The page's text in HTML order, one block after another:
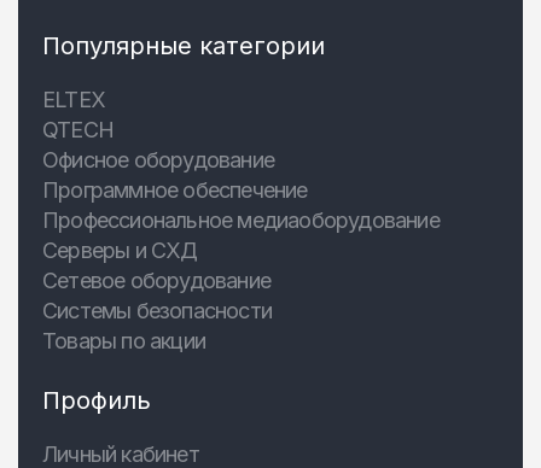
Популярные категории
ELTEX
QTECH
Офисное оборудование
Программное обеспечение
Профессиональное медиаоборудование
Серверы и СХД
Сетевое оборудование
Системы безопасности
Товары по акции
Профиль
Личный кабинет